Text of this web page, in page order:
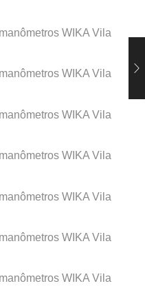
WIKA
Distribuidor de
Maria, você
Desde 1995, a
WIKA Vila
WIKA Vila
WIKA Vila
WIKA Vila
WIKA Vila
WIKA Vila
WIKA Vila